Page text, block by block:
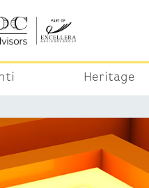
Heritage